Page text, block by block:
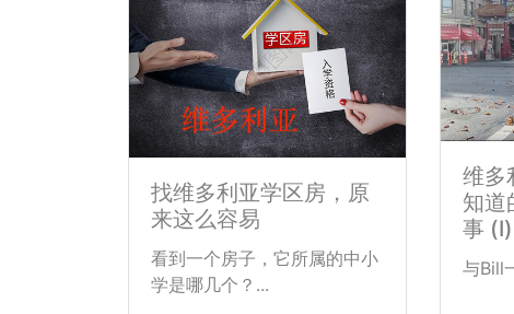
找维多利亚学区房，原
来这么容易
看到一个房子，它所属的中小
学是哪几个？...
维多
知道
事 (I)
与Bill